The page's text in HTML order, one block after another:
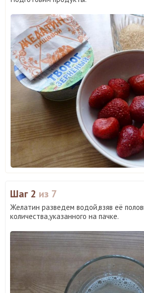
Шаг 2 из 7
Желатин разведем водой,взяв её
количества,указанного на пачке.